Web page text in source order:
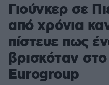
Γιούνκερ σε
από χρόνια
πίστευε πως
βρισκόταν στο
Eurogroup